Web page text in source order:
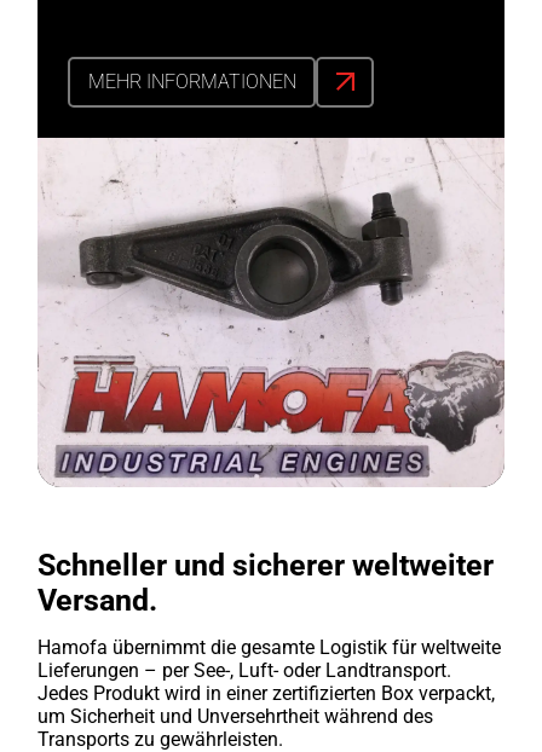
MEHR INFORMATIONEN
Schneller und sicherer weltweiter
Versand.
Hamofa übernimmt die gesamte Logistik für weltweite
Lieferungen – per See-, Luft- oder Landtransport.
Jedes Produkt wird in einer zertifizierten Box verpackt,
um Sicherheit und Unversehrtheit während des
Transports zu gewährleisten.